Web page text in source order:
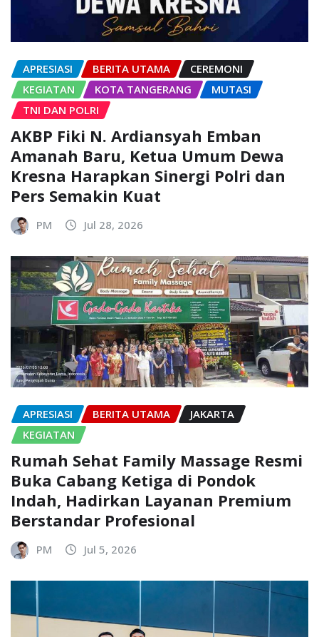
APRESIASI BERITA UTAMA
CEREMONI
KEGIATAN
KOTA TANGERANG
MUTASI
TNI DAN POLRI
AKBP Fiki N. Ardiansyah Emban
Amanah Baru, Ketua Umum Dewa
Kresna Harapkan Sinergi Polri dan
Pers Semakin Kuat
PM Jul 28, 2026
APRESIASI BERITA UTAMA
JAKARTA
KEGIATAN
Rumah Sehat Family Massage Resmi
Buka Cabang Ketiga di Pondok
Indah, Hadirkan Layanan Premium
Berstandar Profesional
PM Jul 5, 2026